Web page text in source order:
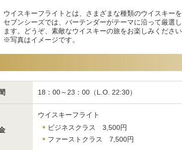
ウイスキーフライトとは、さまざまな種類のウイスキー
セブンシーズでは、バーテンダーがテーマに沿って厳選
ます。どうぞ、素敵なウイスキーの旅をお楽しみください
※写真はイメージです。
18：00～23：00（L.O. 22:30）
ウイスキーフライト
ビジネスクラス 3,500円
ファーストクラス 7,500円